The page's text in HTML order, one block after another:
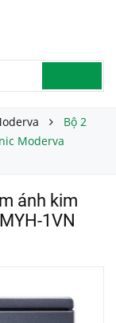
Bộ 2
Moderva
ánh kim
1VN